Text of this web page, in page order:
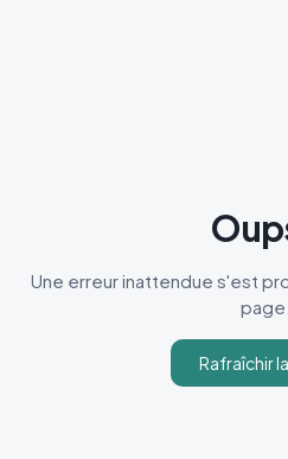
Une erreur inattendue s'est
page.
Rafraîchir